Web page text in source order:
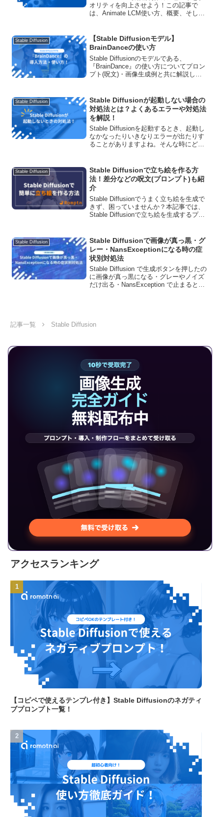
オリティを向上させよう！この記事で
は、Animate LCM使い方、概要、そし
目指す方へ最適なガイド記事です！
Stable Diffusion
【Stable Diffusionモデル】
BrainDanceの使い方
Stable Diffusionのモデルである、
『BrainDance』の使い方についてプロン
プト(呪文)・画像生成例と共に解説して
しています。
Stable Diffusion
Stable Diffusionが起動しない場合の
対処法とは？よくあるエラーや対処法
を解説！
Stable Diffusionを起動するとき、起動し
なかなったりいきなりエラーが出たりす
ることがありますよね。そんな時にどの
ださい！
Stable Diffusion
Stable Diffusionで立ち絵を作る方
法！差分などの呪文(プロンプト)も紹
介
Stable Diffusionでうまく立ち絵を生成で
きず、困っていませんか？本記事では、
Stable Diffusionで立ち絵を生成するプロ
にしてください。
Stable Diffusion
Stable Diffusionで画像が真っ黒・グ
レー・NansExceptionになる時の症
状別対処法
Stable Diffusion で生成ボタンを押したの
に画像が真っ黒になる・グレーやノイズ
だけ出る・NansException で止まるとい
記事一覧 Stable Diffusion
アクセスランキング
【コピペで使えるテンプレ付き】Stable Diffusionのネガティ
ブプロンプト一覧！